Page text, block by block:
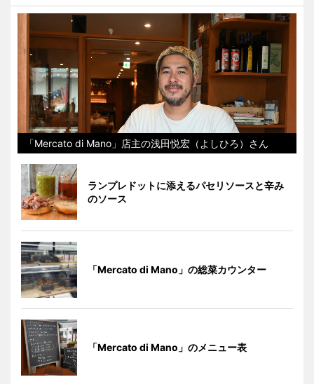
「Mercato di Mano」店主の浅田悦宏（よしひろ）さん
ランプレドットに添えるパセリソースと辛み
のソース
「Mercato di Mano」の総菜カウンター
「Mercato di Mano」のメニュー表